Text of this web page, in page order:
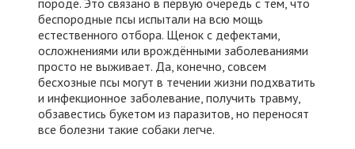
породе. Это связано в первую очередь с тем, что
беспородные псы испытали на всю мощь
естественного отбора. Щенок с дефектами,
осложнениями или врождёнными заболеваниями
просто не выживает. Да, конечно, совсем
бесхозные псы могут в течении жизни подхватить
и инфекционное заболевание, получить травму,
обзавестись букетом из паразитов, но переносят
все болезни такие собаки легче.